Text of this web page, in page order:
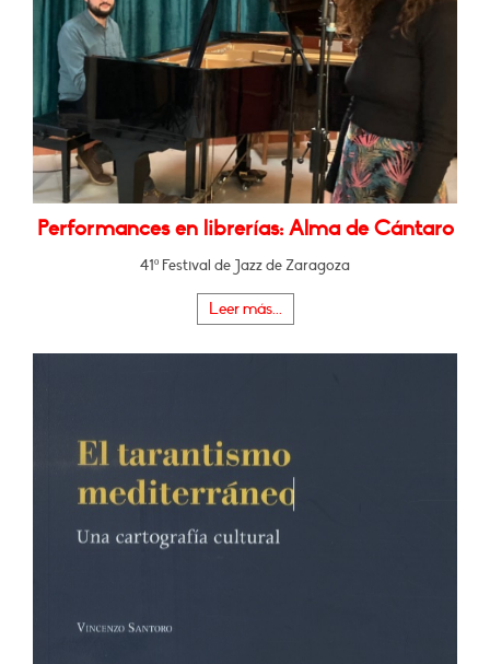
Performances en librerías: Alma de Cántaro
41º Festival de Jazz de Zaragoza
Leer más...